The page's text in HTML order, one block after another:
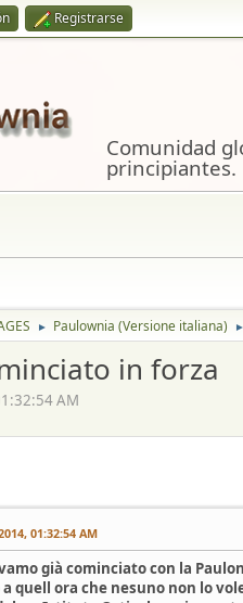
Registrarse
Comunidad
principiantes.
► Paulownia (Versione italiana) ►
in forza
AM
01:32:54 AM
già cominciato con la
quell ora che nesuno non lo